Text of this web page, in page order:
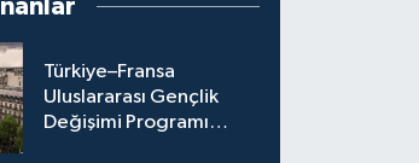
Türkiye–Fransa
Uluslararası Gençlik
Değişimi Programı